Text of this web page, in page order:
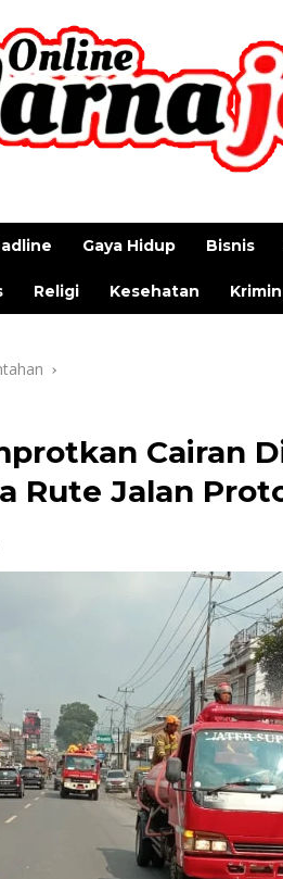
Gaya Hidup Bisnis
Religi Kesehatan
Cairan
Rute Jalan